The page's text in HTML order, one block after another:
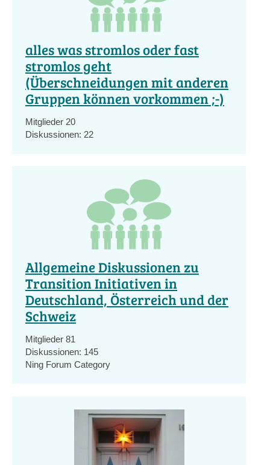
alles was stromlos oder fast
stromlos geht
(Überschneidungen mit anderen
Gruppen können vorkommen ;-)
Mitglieder 20
Diskussionen: 22
Allgemeine Diskussionen zu
Transition Initiativen in
Deutschland, Österreich und der
Schweiz
Mitglieder 81
Diskussionen: 145
Ning Forum Category